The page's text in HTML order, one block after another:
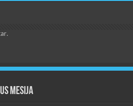
Mesija